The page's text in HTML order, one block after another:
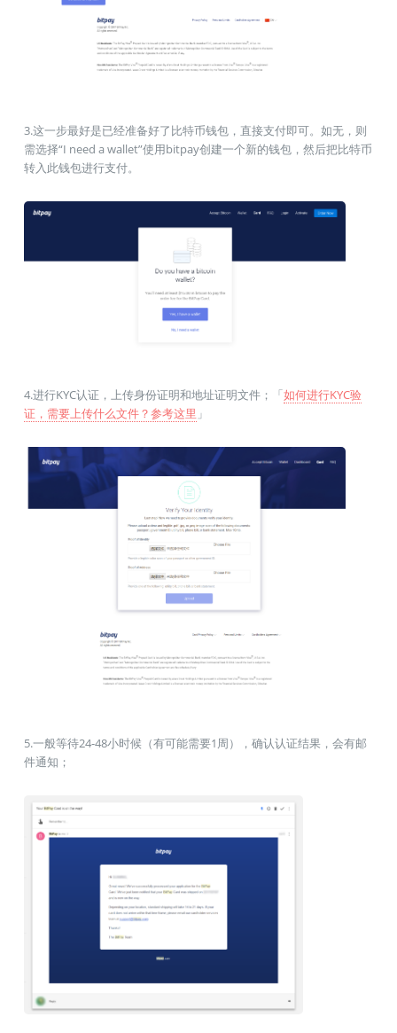
3.这一步最好是已经准备好了比特币钱包，直接支付即可。如无，则
需选择“I need a wallet”使用bitpay创建一个新的钱包，然后把比特币
转入此钱包进行支付。
4.进行KYC认证，上传身份证明和地址证明文件；「如何进行KYC验
证，需要上传什么文件？参考这里 」
5.一般等待24-48小时候（有可能需要1周），确认认证结果，会有邮
件通知；